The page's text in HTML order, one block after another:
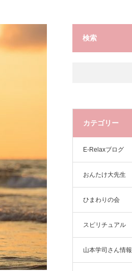
検索
カテゴリー
E-Relaxブログ
おんたけ大先生
ひまわりの会
スピリチュアル
山本学司さん情報